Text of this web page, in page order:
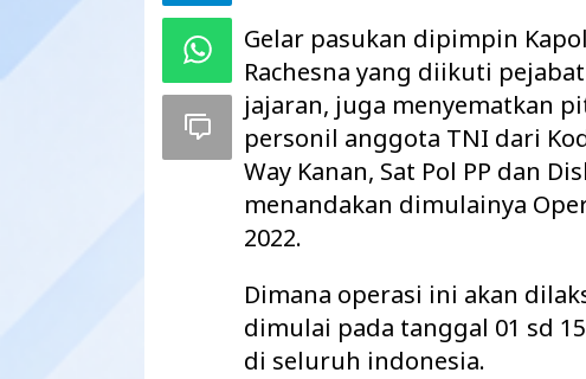
Gelar pasukan dipimpin
Rachesna yang diikuti
jajaran, juga menyematkan
personil anggota TNI dari
Way Kanan, Sat Pol PP dan
menandakan dimulainya
2022.
Dimana operasi ini akan
dimulai pada tanggal 01 sd
di seluruh indonesia.